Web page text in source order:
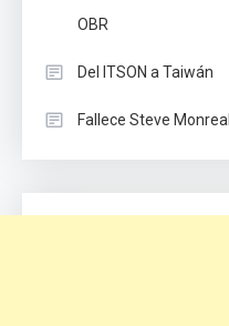
OBR
Del ITSON a Taiwán
Fallece Steve